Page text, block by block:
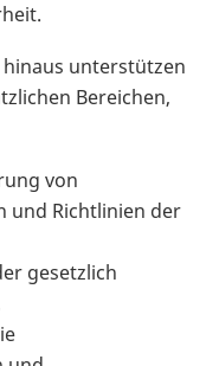
unterstützen
Bereichen,
von
und Richtlinien der
gesetzlich